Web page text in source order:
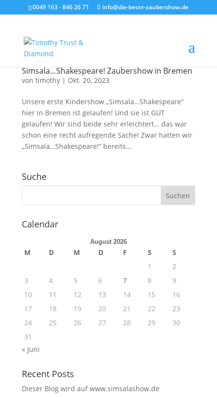
0049 163 - 846 26 71 info@die-beste-zaubershow.de
Simsala…Shakespeare! Zaubershow in Bremen
von timothy| Okt. 20, 2023
Unsere erste Kindershow „Simsala…Shakespeare“
hier in Bremen ist gelaufen! Und sie ist GUT
gelaufen! Wir sind beide sehr erleichtert… das war
schon eine recht aufregende Sache! Zwar hatten wir
„Simsala…Shakespeare!“ bereits...
Suche
Calendar
August 2026
M D M D F S
S
1
2
3
4 5 6 7 8
9
10
11 12 13 14 15
16
17
18 19 20 21 22
23
24
25 26 27 28 29
30
31
« Juni
Recent Posts
Dieser Blog wird auf www.simsalashow.de